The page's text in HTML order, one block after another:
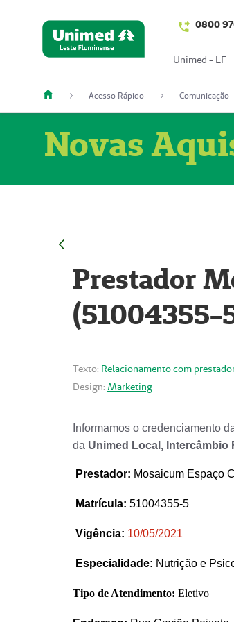
0800
Unimed - LF
Acesso Rápido Comunicação
Novas
Prestador
(51004355-
Texto: Relacionamento com
Design: Marketing
Informamos o credenciamento
da Unimed Local, Intercâmbio
Prestador: Mosaicum Espaço
Matrícula: 51004355-5
Vigência: 10/05/2021
Especialidade: Nutrição e
Tipo de Atendimento: Eletivo